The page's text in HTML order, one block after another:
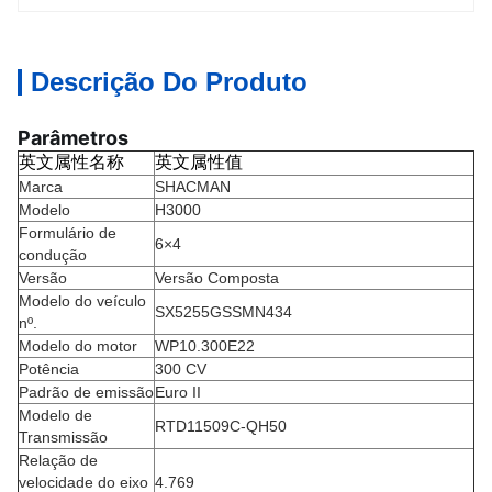
Descrição Do Produto
Parâmetros
英文属性名称 英文属性值
Marca
SHACMAN
Modelo
H3000
Formulário de
condução
6×4
Versão
Versão Composta
Modelo do veículo
nº.
SX5255GSSMN434
Modelo do motor
WP10.300E22
Potência
300 CV
Padrão de emissãoEuro II
Modelo de
Transmissão
RTD11509C-QH50
Relação de
velocidade do eixo 4.769